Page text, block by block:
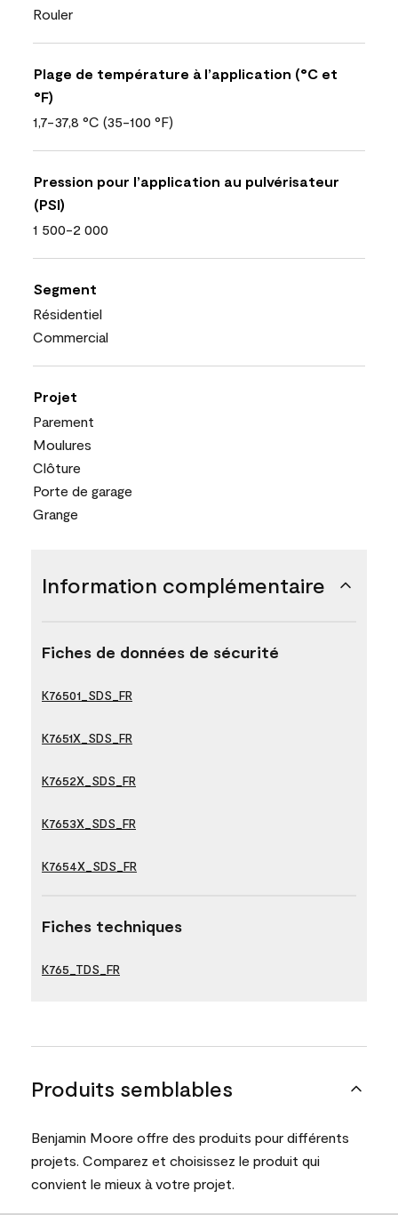
Rouler
Plage de température à l’application (°C et
°F)
1,7-37,8 °C (35-100 °F)
Pression pour l’application au pulvérisateur
(PSI)
1 500-2 000
Segment
Résidentiel
Commercial
Projet
Parement
Moulures
Clôture
Porte de garage
Grange
Information complémentaire
Fiches de données de sécurité
K76501_SDS_FR
K7651X_SDS_FR
K7652X_SDS_FR
K7653X_SDS_FR
K7654X_SDS_FR
Fiches techniques
K765_TDS_FR
Produits semblables
Benjamin Moore offre des produits pour différents
projets. Comparez et choisissez le produit qui
convient le mieux à votre projet.